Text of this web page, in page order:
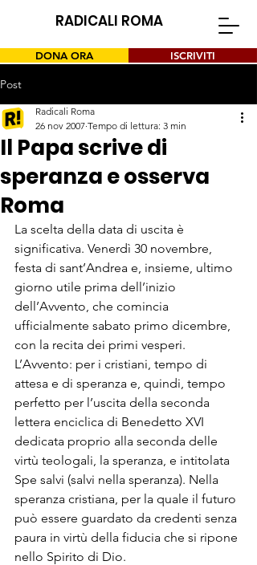
RADICALI ROMA
DONA ORA ISCRIVITI
Post
Il Papa scrive di
speranza e osserva
Roma
Radicali Roma
26 nov 2007 Tempo di lettura: 3 min
La scelta della data di uscita è
significativa. Venerdì 30 novembre,
festa di sant’Andrea e, insieme, ultimo
giorno utile prima dell’inizio
dell’Avvento, che comincia
ufficialmente sabato primo dicembre,
con la recita dei primi vesperi.
L’Avvento: per i cristiani, tempo di
attesa e di speranza e, quindi, tempo
perfetto per l’uscita della seconda
lettera enciclica di Benedetto XVI
dedicata proprio alla seconda delle
virtù teologali, la speranza, e intitolata
Spe salvi (salvi nella speranza). Nella
speranza cristiana, per la quale il futuro
può essere guardato da credenti senza
paura in virtù della fiducia che si ripone
nello Spirito di Dio.